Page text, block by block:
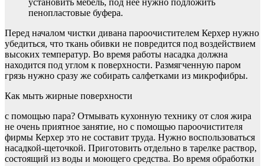
пенопластовые буфера.
Перед началом чистки дивана пароочистителем Керхер нужно
убедиться, что ткань обивки не повредится под воздействием
высоких температур. Во время работы насадка должна
находится под углом к поверхности. Размягченную паром
грязь нужно сразу же собирать салфетками из микрофибры.
Как мыть жирные поверхности
с помощью пара? Отмывать кухонную технику от слоя жира
не очень приятное занятие, но с помощью пароочистителя
фирмы Керхер это не составит труда. Нужно воспользоваться
насадкой-щеточкой. Приготовить отдельно в тарелке раствор,
состоящий из воды и моющего средства. Во время обработки